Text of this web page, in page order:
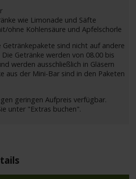
wie Limonade und Säfte
ohne Kohlensäure und Apfelschorle
Getränkepakete sind nicht auf andere
Getränke werden von 08.00 bis
werden ausschließlich in Gläsern
aus der Mini-Bar sind in den Paketen
geringen Aufpreis verfügbar.
unter "Extras buchen".